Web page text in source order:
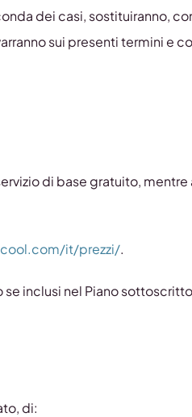
dei casi, sostituiranno,
sui presenti termini e
di base gratuito,
it/prezzi/.
inclusi nel Piano
di: